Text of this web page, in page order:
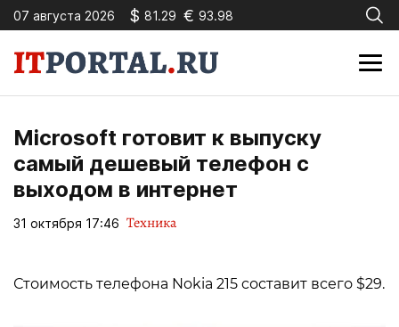
07 августа 2026 $ 81.29 € 93.98
Microsoft готовит к выпуску
самый дешевый телефон с
выходом в интернет
31 октября 17:46 Техника
Стоимость телефона Nokia 215 cоставит всего $29.